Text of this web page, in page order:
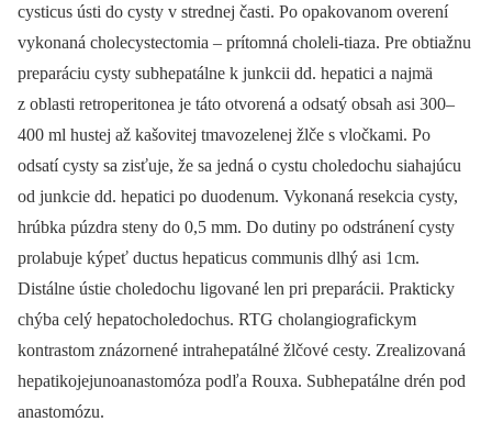
cysticus ústi do cysty v strednej časti. Po opakovanom overení
vykonaná cholecystectomia –⁠ prítomná choleli-tiaza. Pre obtiažnu
preparáciu cysty subhepatálne k junkcii dd. hepatici a najmä
z oblasti retroperitonea je táto otvorená a odsatý obsah asi 300–
400 ml hustej až kašovitej tmavozelenej žlče s vločkami. Po
odsatí cysty sa zisťuje, že sa jedná o cystu choledochu siahajúcu
od junkcie dd. hepatici po duodenum. Vykonaná resekcia cysty,
hrúbka púzdra steny do 0,5 mm. Do dutiny po odstránení cysty
prolabuje kýpeť ductus hepaticus communis dlhý asi 1cm.
Distálne ústie choledochu ligované len pri preparácii. Prakticky
chýba celý hepatocholedochus. RTG cholangiografickym
kontrastom znázornené intrahepatálné žlčové cesty. Zrealizovaná
hepatikojejunoanastomóza podľa Rouxa. Subhepatálne drén pod
anastomózu.